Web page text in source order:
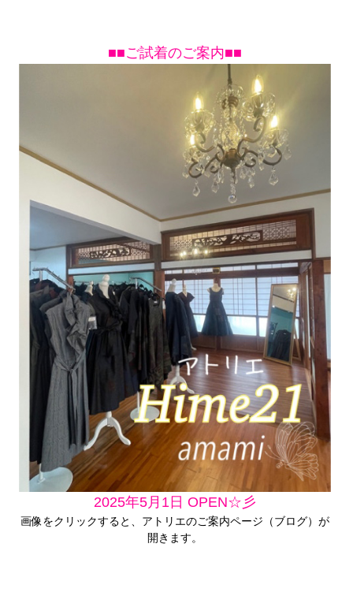
↑各画像をクリックすると商品詳細ページが開きます。↑
2026年7月31日
艶めく大人の深Vネックワンピースを色柄
サイズ違いで２着追加しました。季節に合わせたトップス
を中に着て１年を通してお楽しみ頂けます♪身頃ゆったりに
仕上げ＋背中OPENデザインにしていますので、暑い夏も
少しだけ着やすいかと思っています。大島紬を女性らしい
フォルムで美しく着てみませんか？今回の新着も是非ご覧
くださいませ。
■■ご試着のご案内■■
2025年5月1日 OPEN☆彡
画像をクリックすると、アトリエのご案内ページ（ブログ）が
開きます。